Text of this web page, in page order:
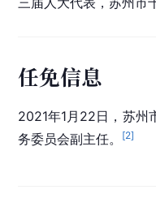
任免信息
2021年1月22日，苏州
务委员会副主任。
[2]